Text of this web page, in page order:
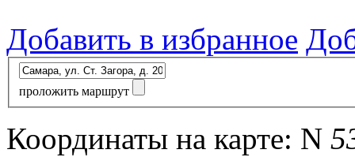
Добавить в избранное
проложить маршрут
Координаты на карте: N